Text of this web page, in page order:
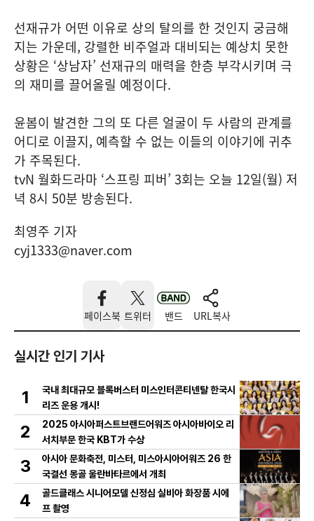
선재규가 어떤 이유로 상의 탈의를 한 것인지 궁금해
지는 가운데, 강렬한 비주얼과 대비되는 예상치 못한
상황은 ‘상남자’ 선재규의 매력을 한층 부각시키며 극
의 재미를 끌어올릴 예정이다.
윤봄이 발견한 그의 또 다른 얼굴이 두 사람의 관계를
어디로 이끌지, 예측할 수 없는 이들의 이야기에 귀추
가 주목된다.
tvN 월화드라마 ‘스프링 피버’ 3회는 오늘 12일(월) 저
녁 8시 50분 방송된다.
최영주 기자
cyj1333@naver.com
페이스북 트위터 밴드 URL복사
실시간 인기 기사
1
국내 최대규모 블록버스터 미스인터콘티넨탈 한국시
리즈 운용 개시!
2
2025 아시아퍼스트브랜드어워즈 아시아바이오 리
서치부문 한국 KBT가 수상
3
아시아 문화축전, 미스터, 미스아시아어워즈 26 한
국결선 몽골 울란바타르에서 개최
4
골드클래스 시니어모델 신정심 실비아 화장품 시에
프 촬영